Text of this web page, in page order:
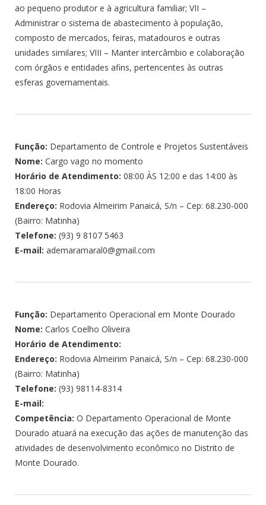
ao pequeno produtor e à agricultura familiar; VII –
Administrar o sistema de abastecimento à população,
composto de mercados, feiras, matadouros e outras
unidades similares; VIII – Manter intercâmbio e colaboração
com órgãos e entidades afins, pertencentes às outras
esferas governamentais.
Função: Departamento de Controle e Projetos Sustentáveis
Nome: Cargo vago no momento
Horário de Atendimento: 08:00 ÀS 12:00 e das 14:00 às
18:00 Horas
Endereço: Rodovia Almeirim Panaicá, S/n – Cep: 68.230-000
(Bairro: Matinha)
Telefone: (93) 9 8107 5463
E-mail: ademaramaral0@gmail.com
Função: Departamento Operacional em Monte Dourado
Nome: Carlos Coelho Oliveira
Horário de Atendimento:
Endereço: Rodovia Almeirim Panaicá, S/n – Cep: 68.230-000
(Bairro: Matinha)
Telefone: (93) 98114-8314
E-mail:
Competência: O Departamento Operacional de Monte
Dourado atuará na execução das ações de manutenção das
atividades de desenvolvimento econômico no Distrito de
Monte Dourado.